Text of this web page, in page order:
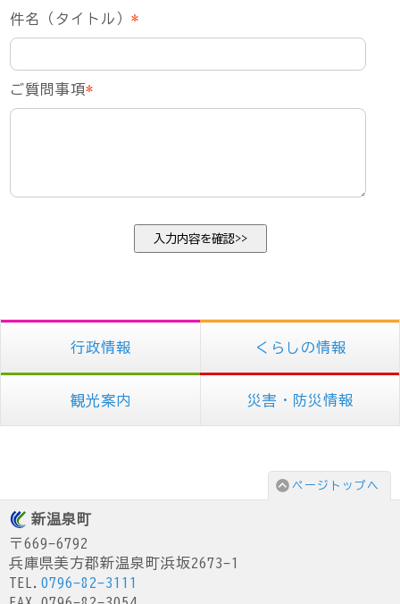
件名（タイトル）*
ご質問事項*
行政情報 くらしの情報
観光案内 災害・防災情報
ページトップへ
新温泉町
〒669-6792
兵庫県美方郡新温泉町浜坂2673-1
TEL. 0796-82-3111